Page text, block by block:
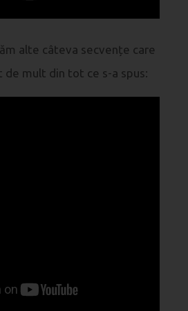
alte câteva secvențe care
de mult din tot ce s-a spus: